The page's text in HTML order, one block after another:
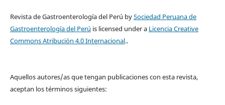
Revista de Gastroenterología del Perú bySociedad Peruana de
Gastroenterología del Perú is licensed under a Licencia Creative
Commons Atribución 4.0 Internacional..
Aquellos autores/as que tengan publicaciones con esta revista,
aceptan los términos siguientes: